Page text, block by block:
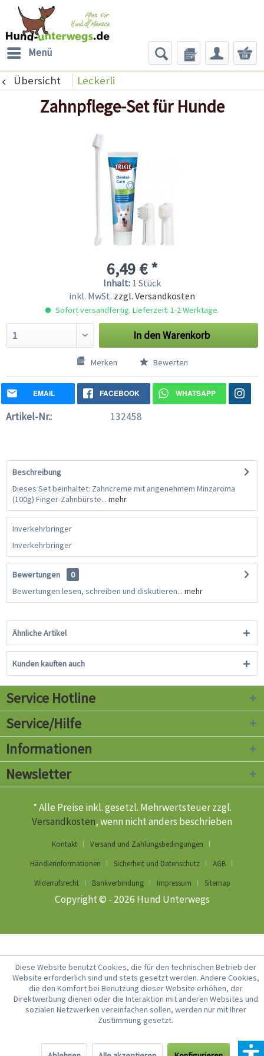
Menü
Übersicht Leckerli
Zahnpflege-Set für Hunde
6,49 € *
Inhalt: 1 Stück
inkl. MwSt. zzgl. Versandkosten
Sofort versandfertig. Lieferzeit: 1-2 Werktage.
In denWarenkorb
Merken Bewerten
EMAIL FACEBOOK WHATSAPP
Artikel-Nr.: 132458
Beschreibung
Dieses Set beinhaltet: Zahncreme mit angenehmem Minzaroma
(100g) Finger-Zahnbürste... mehr
Inverkehrbringer
Inverkehrbringer
Bewertungen
0
Bewertungen lesen, schreiben und diskutieren... mehr
Ähnliche Artikel
Kunden kauften auch
Service Hotline
Service/Hilfe
Informationen
Newsletter
* Alle Preise inkl. gesetzl. Mehrwertsteuer zzgl.
Versandkosten, wenn nicht anders beschrieben
Kontakt
Versand und Zahlungsbedingungen
Händlerinformationen
Sicherheit und Datenschutz
AGB
Widerrufsrecht
Bankverbindung Impressum Sitemap
Copyright © - 2026 Hund Unterwegs
Diese Website benutzt Cookies, die für den technischen Betrieb der
Website erforderlich sind und stets gesetzt werden. Andere Cookies,
die den Komfort bei Benutzung dieser Website erhöhen, der
Direktwerbung dienen oder die Interaktion mit anderen Websites und
sozialen Netzwerken vereinfachen sollen, werden nur mit Ihrer
Zustimmung gesetzt.